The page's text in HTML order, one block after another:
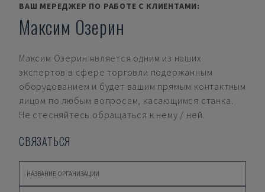
ВАШ МЕРЕДЖЕР ПО РАБОТЕ С КЛИЕНТАМИ:
Максим Озерин
Максим Озерин является одним из наших
экспертов в сфере торговли подержанным
оборудованием и будет вашим прямым контактным
лицом по любым вопросам, касающимся станка.
Не стесняйтесь обращаться к нему / ней.
СВЯЗАТЬСЯ